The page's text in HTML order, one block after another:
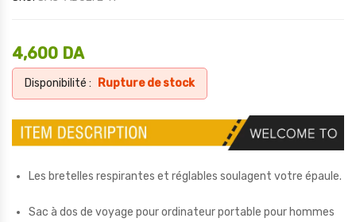
4,600 DA
Disponibilité : Rupture de stock
Les bretelles respirantes et réglables soulagent votre épaule.
Sac à dos de voyage pour ordinateur portable pour hommes